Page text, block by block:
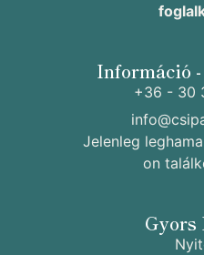
Információ
+36 - 30
Jelenleg
on